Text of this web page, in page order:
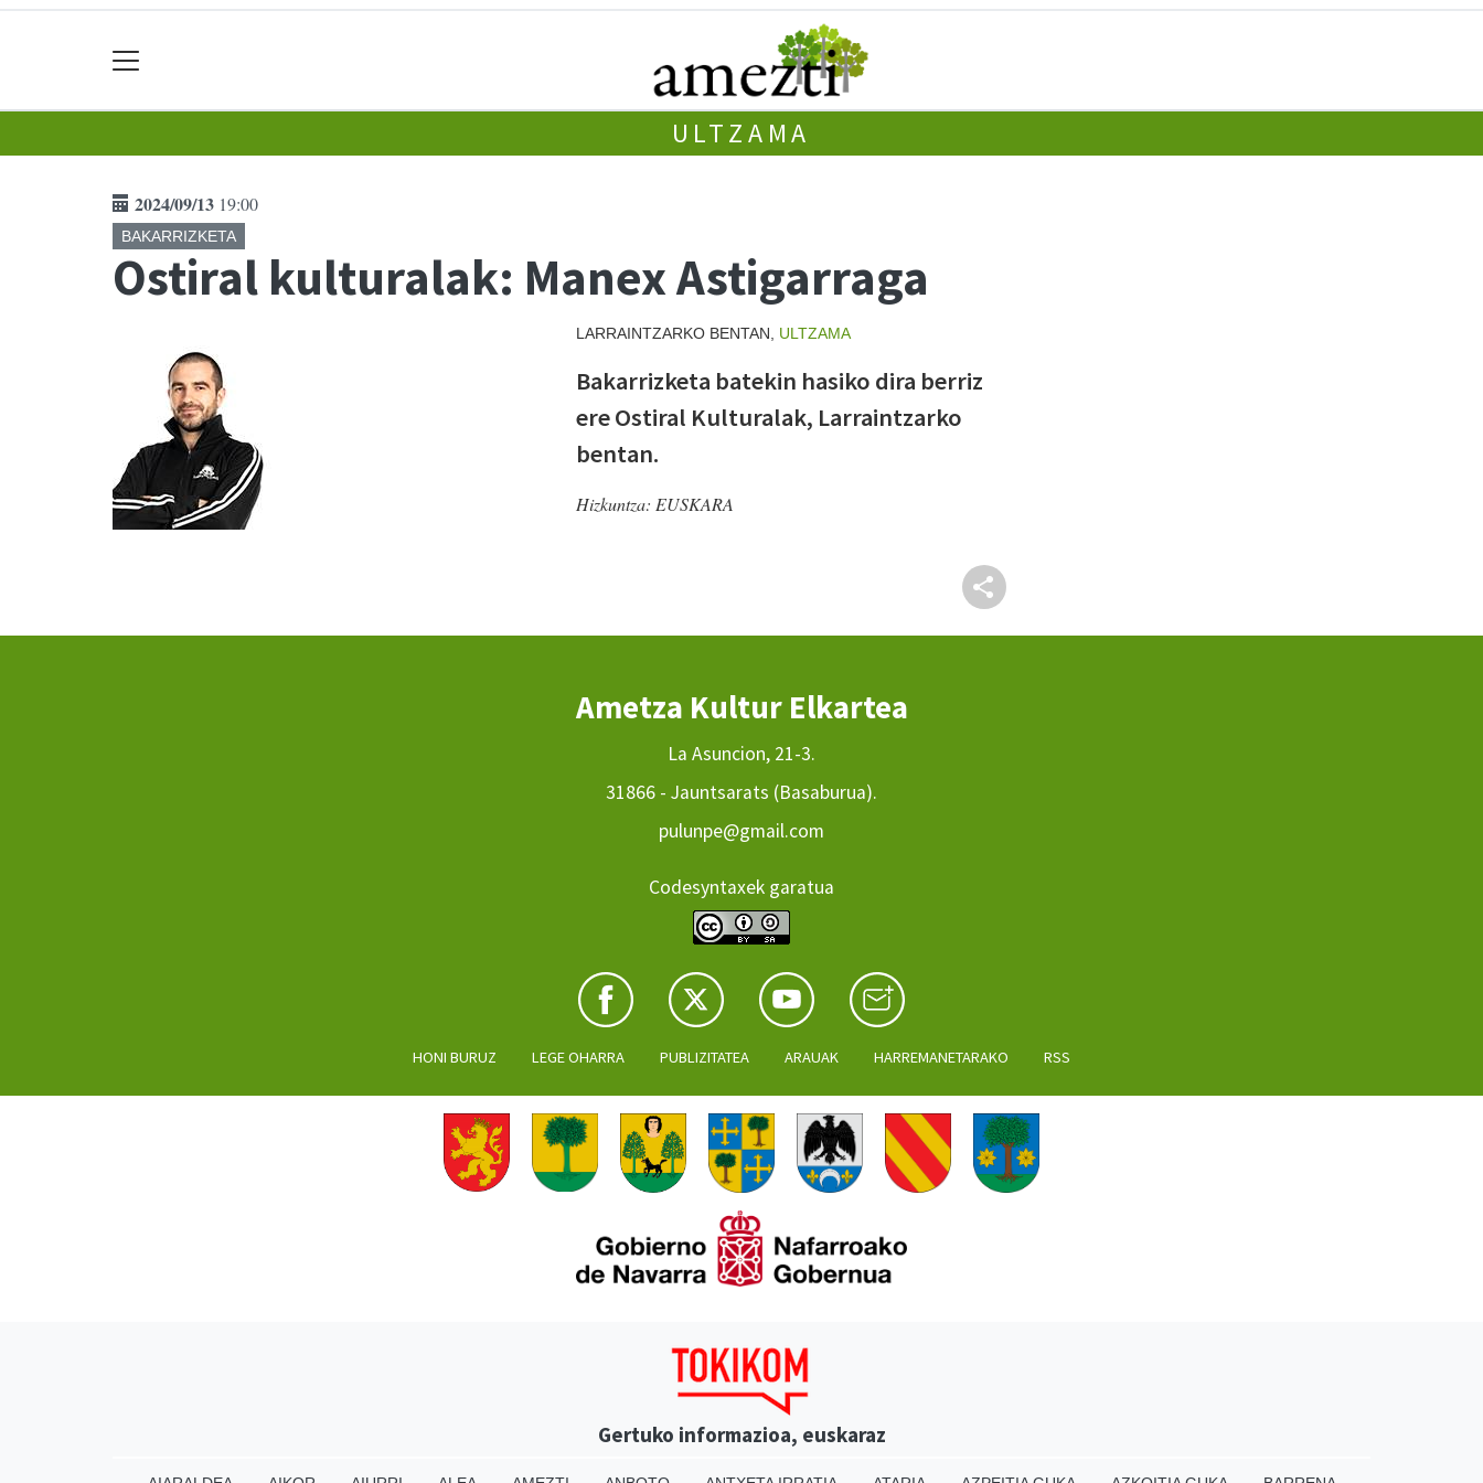
ULTZAMA
2024/09/13 19:00
BAKARRIZKETA
Ostiral kulturalak: Manex Astigarraga
LARRAINTZARKO BENTAN, ULTZAMA
Bakarrizketa batekin hasiko dira berriz
ere Ostiral Kulturalak, Larraintzarko
bentan.
Hizkuntza: EUSKARA
Ametza Kultur Elkartea
La Asuncion, 21-3.
31866 - Jauntsarats (Basaburua).
pulunpe@gmail.com
Codesyntaxek garatua
HONI BURUZ LEGE OHARRA PUBLIZITATEA ARAUAK HARREMANETARAKO RSS
Gertuko informazioa, euskaraz